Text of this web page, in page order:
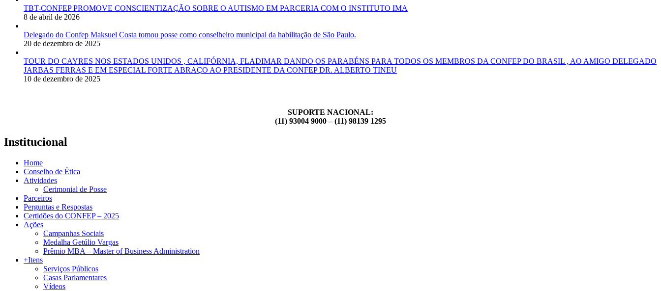
TBT-CONFEP PROMOVE CONSCIENTIZAÇÃO SOBRE O AUTISMO EM PARCERIA COM O INSTITUTO IMA
8 de abril de 2026
Delegado do Confep Maksuel Costa tomou posse como conselheiro municipal da habilitação de São Paulo.
20 de dezembro de 2025
TOUR DO CAYRES NOS ESTADOS UNIDOS , CALIFÓRNIA, FLADIMAR DANDO OS PARABÉNS PARA TODOS OS MEMBROS DA CONFEP DO BRASIL , AO AMIGO DELEGADO
JARBAS FERRAS E EM ESPECIAL FORTE ABRAÇO AO PRESIDENTE DA CONFEP DR. ALBERTO TINEU
10 de dezembro de 2025
SUPORTE NACIONAL:
(11) 93004 9000 – (11) 98139 1295
Institucional
Home
Conselho de Ética
Atividades
Cerimonial de Posse
Parceiros
Perguntas e Respostas
Certidões do CONFEP – 2025
Ações
Campanhas Sociais
Medalha Getúlio Vargas
Prêmio MBA – Master of Business Administration
+Itens
Serviços Públicos
Casas Parlamentares
Vídeos